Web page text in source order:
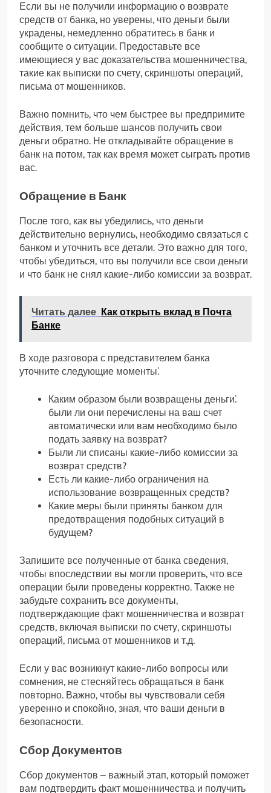
Если вы не получили информацию о возврате
средств от банка, но уверены, что деньги были
украдены, немедленно обратитесь в банк и
сообщите о ситуации. Предоставьте все
имеющиеся у вас доказательства мошенничества,
такие как выписки по счету, скриншоты операций,
письма от мошенников.
Важно помнить, что чем быстрее вы предпримите
действия, тем больше шансов получить свои
деньги обратно. Не откладывайте обращение в
банк на потом, так как время может сыграть против
вас.
Обращение в Банк
После того, как вы убедились, что деньги
действительно вернулись, необходимо связаться с
банком и уточнить все детали. Это важно для того,
чтобы убедиться, что вы получили все свои деньги
и что банк не снял какие-либо комиссии за возврат.
Читать далее Как открыть вклад в Почта
Банке
В ходе разговора с представителем банка
уточните следующие моменты⁚
Каким образом были возвращены деньги⁚
были ли они перечислены на ваш счет
автоматически или вам необходимо было
подать заявку на возврат?
Были ли списаны какие-либо комиссии за
возврат средств?
Есть ли какие-либо ограничения на
использование возвращенных средств?
Какие меры были приняты банком для
предотвращения подобных ситуаций в
будущем?
Запишите все полученные от банка сведения,
чтобы впоследствии вы могли проверить, что все
операции были проведены корректно. Также не
забудьте сохранить все документы,
подтверждающие факт мошенничества и возврат
средств, включая выписки по счету, скриншоты
операций, письма от мошенников и т.д.
Если у вас возникнут какие-либо вопросы или
сомнения, не стесняйтесь обращаться в банк
повторно. Важно, чтобы вы чувствовали себя
уверенно и спокойно, зная, что ваши деньги в
безопасности.
Сбор Документов
Сбор документов – важный этап, который поможет
вам подтвердить факт мошенничества и получить